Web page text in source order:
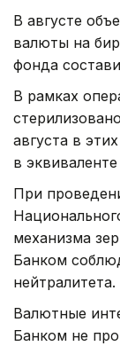
В августе
валюты на
фонда
В рамках
августа в
в эквиваленте
При
механизма
Банком
нейтралитета.
Валютные
Банком не